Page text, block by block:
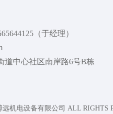
（于经理）
道中心社区南岸路6号B栋
机电设备有限公司 ALL RIGHTS